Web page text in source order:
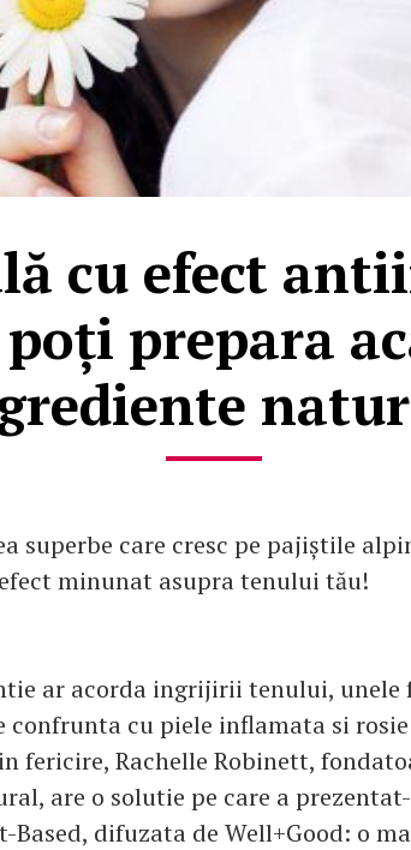
cu efect
prepara
superbe care cresc pe pajiștile
minunat asupra tenului tău!
ar acorda ingrijirii tenului, unele
confrunta cu piele inflamata si
fericire, Rachelle Robinett,
are o solutie pe care a
Based, difuzata de Well+Good: o